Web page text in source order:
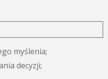
myślenia;
decyzji;